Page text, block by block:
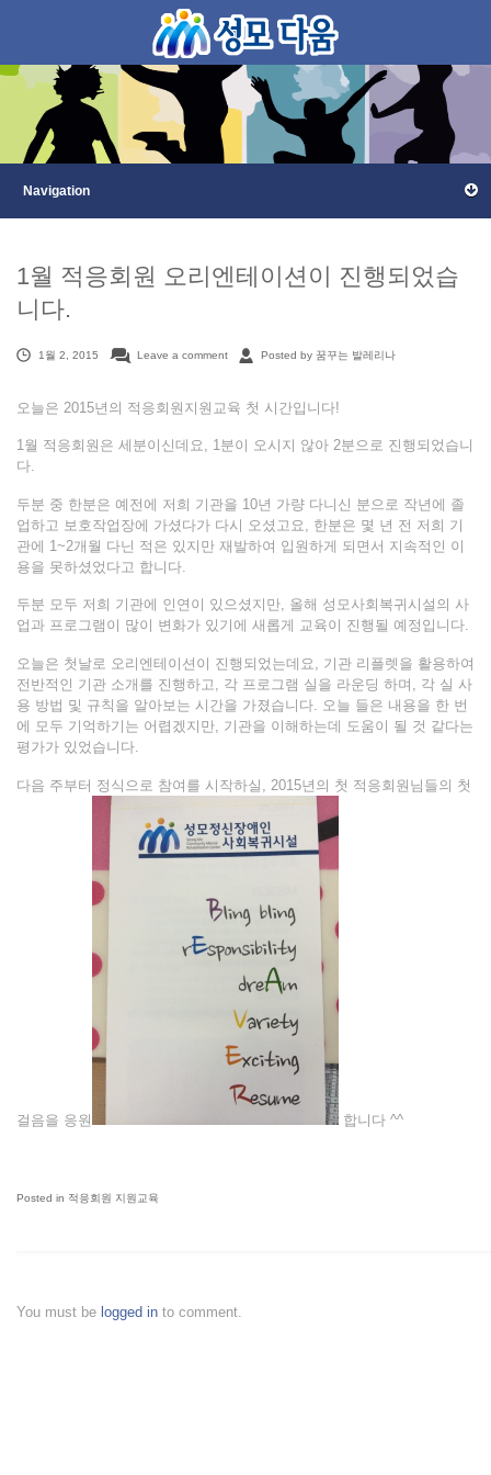
1월 적응회원 오리엔테이션이 진행되었습
니다.
1월 2, 2015 Leave a comment Posted by 꿈꾸는 발레리나
오늘은 2015년의 적응회원지원교육 첫 시간입니다!
1월 적응회원은 세분이신데요, 1분이 오시지 않아 2분으로 진행되었습니
다.
두분 중 한분은 예전에 저희 기관을 10년 가량 다니신 분으로 작년에 졸
업하고 보호작업장에 가셨다가 다시 오셨고요, 한분은 몇 년 전 저희 기
관에 1~2개월 다닌 적은 있지만 재발하여 입원하게 되면서 지속적인 이
용을 못하셨었다고 합니다.
두분 모두 저희 기관에 인연이 있으셨지만, 올해 성모사회복귀시설의 사
업과 프로그램이 많이 변화가 있기에 새롭게 교육이 진행될 예정입니다.
오늘은 첫날로 오리엔테이션이 진행되었는데요, 기관 리플렛을 활용하여
전반적인 기관 소개를 진행하고, 각 프로그램 실을 라운딩 하며, 각 실 사
용 방법 및 규칙을 알아보는 시간을 가졌습니다. 오늘 들은 내용을 한 번
에 모두 기억하기는 어렵겠지만, 기관을 이해하는데 도움이 될 것 같다는
평가가 있었습니다.
다음 주부터 정식으로 참여를 시작하실, 2015년의 첫 적응회원님들의 첫
걸음을 응원 합니다 ^^
Posted in 적응회원 지원교육
You must be logged in to comment.